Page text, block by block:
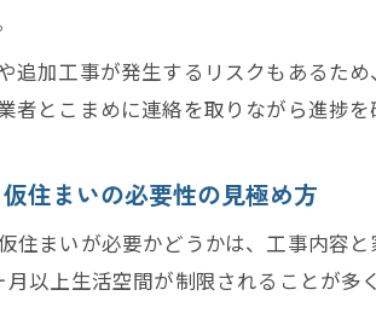
リフォ
マンシ
リフォ
リフォ
工事期
追加工事が発生するリスクもあるた
者とこまめに連絡を取りながら進捗を
住まいの必要性の見極め方
住まいが必要かどうかは、工事内容
以上生活空間が制限されることが多